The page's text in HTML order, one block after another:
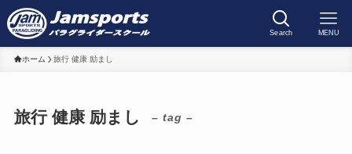
Search MENU
ホーム 旅行 健康 励まし
旅行 健康 励まし – tag –